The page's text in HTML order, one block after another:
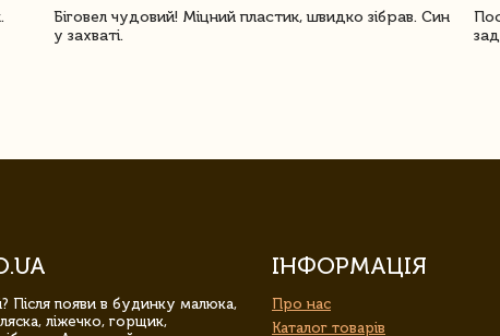
Біговел чудовий! Міцний пластик, швидко зібрав. Син
у захваті.
Після появи в будинку малюка,
ліжечко, горщик,
ІНФОРМАЦІЯ
Про нас
Каталог товарів